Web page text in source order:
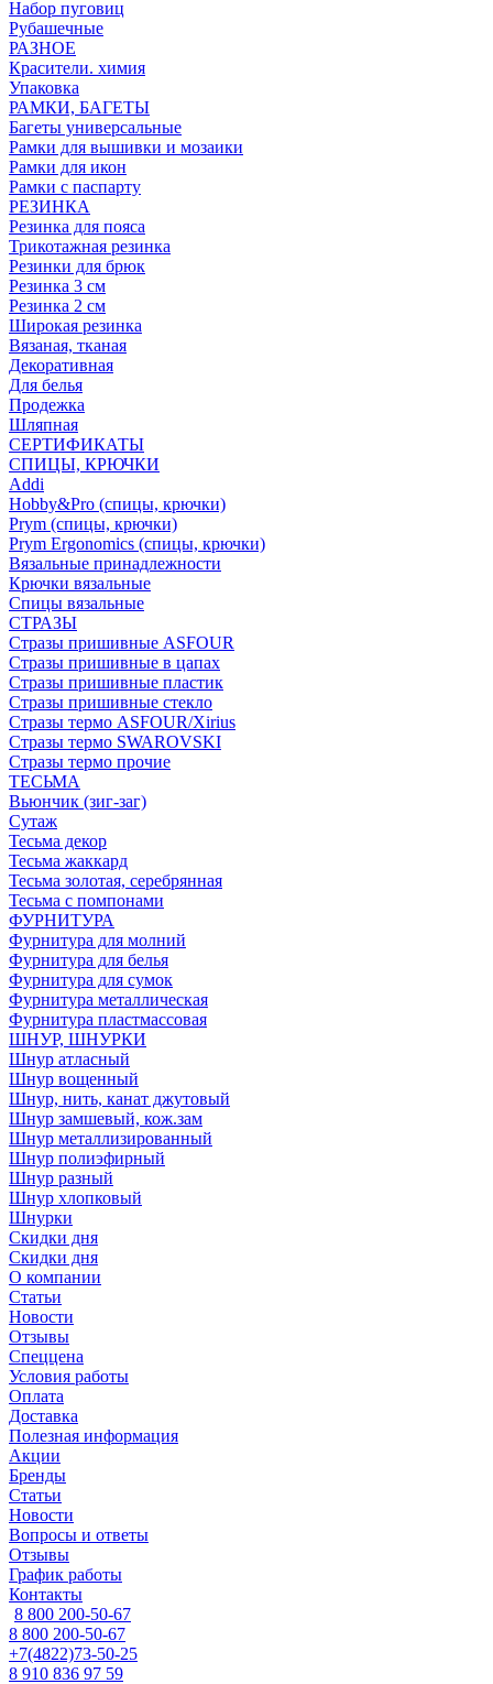
Набор пуговиц
Рубашечные
РАЗНОЕ
Красители. химия
Упаковка
РАМКИ, БАГЕТЫ
Багеты универсальные
Рамки для вышивки и мозаики
Рамки для икон
Рамки с паспарту
РЕЗИНКА
Резинка для пояса
Трикотажная резинка
Резинки для брюк
Резинка 3 см
Резинка 2 см
Широкая резинка
Вязаная, тканая
Декоративная
Для белья
Продежка
Шляпная
СЕРТИФИКАТЫ
СПИЦЫ, КРЮЧКИ
Addi
Hobby&Pro (спицы, крючки)
Prym (спицы, крючки)
Prym Ergonomics (спицы, крючки)
Вязальные принадлежности
Крючки вязальные
Спицы вязальные
СТРАЗЫ
Стразы пришивные ASFOUR
Стразы пришивные в цапах
Стразы пришивные пластик
Стразы пришивные стекло
Стразы термо ASFOUR/Xirius
Стразы термо SWAROVSKI
Стразы термо прочие
ТЕСЬМА
Вьюнчик (зиг-заг)
Сутаж
Тесьма декор
Тесьма жаккард
Тесьма золотая, серебрянная
Тесьма с помпонами
ФУРНИТУРА
Фурнитура для молний
Фурнитура для белья
Фурнитура для сумок
Фурнитура металлическая
Фурнитура пластмассовая
ШНУР, ШНУРКИ
Шнур атласный
Шнур вощенный
Шнур, нить, канат джутовый
Шнур замшевый, кож.зам
Шнур металлизированный
Шнур полиэфирный
Шнур разный
Шнур хлопковый
Шнурки
Скидки дня
Скидки дня
О компании
Статьи
Новости
Отзывы
Спеццена
Условия работы
Оплата
Доставка
Полезная информация
Акции
Бренды
Статьи
Новости
Вопросы и ответы
Отзывы
График работы
Контакты
8 800 200-50-67
8 800 200-50-67
+7(4822)73-50-25
8 910 836 97 59